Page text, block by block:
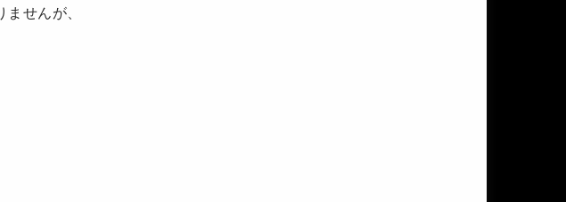
せんが、